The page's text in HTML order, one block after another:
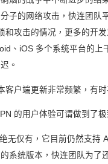
子的网络攻击，快连团
和攻击的情况，更多的开
、iOS 多个系统平台的
。
客户端更新非常频繁，有
的用户体验可谓做到了极
无仅有，它目前仍然支
系统版本，快连团队为